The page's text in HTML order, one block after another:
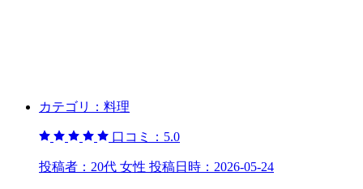
カテゴリ： 料理
口コミ： 5.0
投稿者： 20代 女性 投稿日時： 2026-05-24